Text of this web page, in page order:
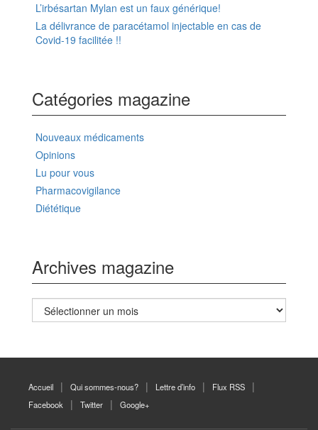
L’irbésartan Mylan est un faux générique!
La délivrance de paracétamol injectable en cas de
Covid-19 facilitée !!
Catégories magazine
Nouveaux médicaments
Opinions
Lu pour vous
Pharmacovigilance
Diététique
Archives magazine
Archives
magazine
Accueil Qui sommes-nous? Lettre d’info
Flux RSS
Facebook
Twitter Google+